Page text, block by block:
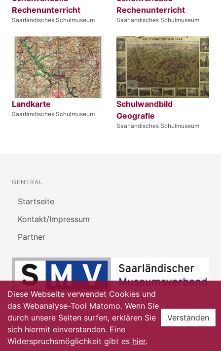
Rechenunterricht
Saarländisches Schulmuseum
Rechenunterricht
Saarländisches Schulmuseum
Landkarte
Saarländisches Schulmuseum
Schulwandbild
Geografie
Saarländisches Schulmuseum
GENERAL
Startseite
Kontakt/Impressum
Partner
Diese Webseite verwendet Cookies und
das Webanalyse-Tool Matomo. Wenn Sie
durch unsere Seiten surfen, erklären Sie
sich hiermit einverstanden. Eine
Widerspruchsmöglichkeit gibt es hier.
Verstanden